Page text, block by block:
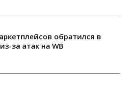
обратился в
за атак на WB